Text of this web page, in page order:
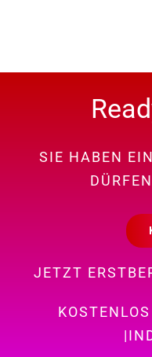
SIE HABEN
JETZT